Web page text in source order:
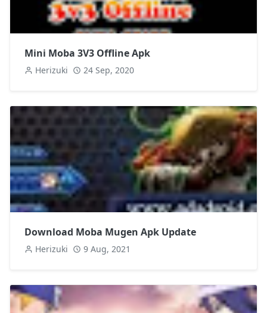
Mini Moba 3V3 Offline Apk
Herizuki 24 Sep, 2020
Download Moba Mugen Apk Update
Herizuki 9 Aug, 2021